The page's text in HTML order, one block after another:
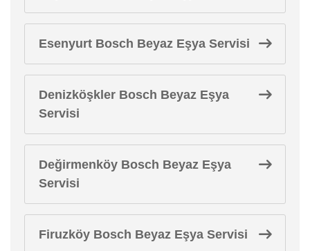
Esenyurt Bosch Beyaz Eşya Servisi
Denizköşkler Bosch Beyaz Eşya
Servisi
Değirmenköy Bosch Beyaz Eşya
Servisi
Firuzköy Bosch Beyaz Eşya Servisi